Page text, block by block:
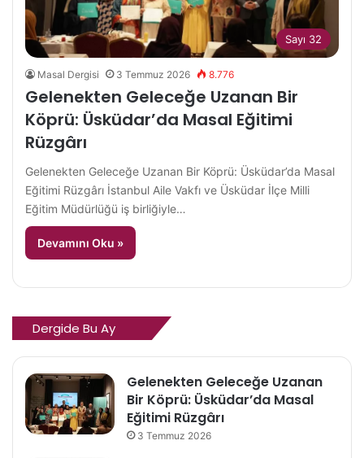
Sayı 32
Masal Dergisi 3 Temmuz 2026 8.776
Gelenekten Geleceğe Uzanan Bir
Köprü: Üsküdar’da Masal Eğitimi
Rüzgârı
Gelenekten Geleceğe Uzanan Bir Köprü: Üsküdar’da Masal
Eğitimi Rüzgârı İstanbul Aile Vakfı ve Üsküdar İlçe Milli
Eğitim Müdürlüğü iş birliğiyle…
Devamını Oku »
Dergide Bu Ay
Gelenekten Geleceğe Uzanan
Bir Köprü: Üsküdar’da Masal
Eğitimi Rüzgârı
3 Temmuz 2026